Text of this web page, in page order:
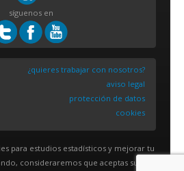
síguenos en
¿quieres trabajar con nosotros?
aviso legal
protección de datos
cookies
para estudios estadísticos y mejorar tu
consideraremos que aceptas su uso.